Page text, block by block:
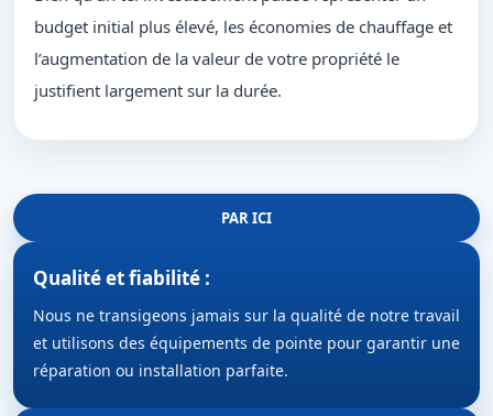
budget initial plus élevé, les économies de chauffage et
l’augmentation de la valeur de votre propriété le
justifient largement sur la durée.
PAR ICI
Qualité et fiabilité :
Nous ne transigeons jamais sur la qualité de notre travail
et utilisons des équipements de pointe pour garantir une
réparation ou installation parfaite.